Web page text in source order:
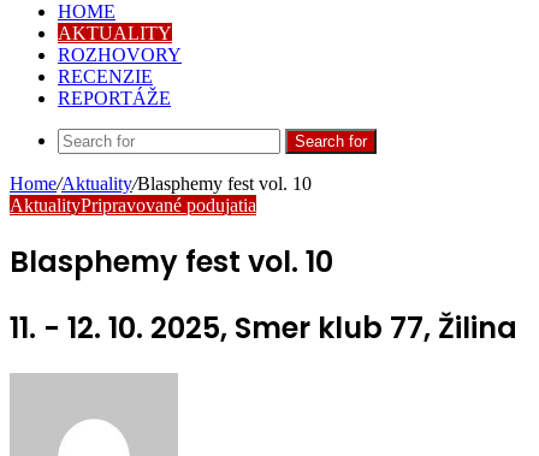
HOME
AKTUALITY
ROZHOVORY
RECENZIE
REPORTÁŽE
Search for
Home/Aktuality/Blasphemy fest vol. 10
AktualityPripravované podujatia
Blasphemy fest vol. 10
11. - 12. 10. 2025, Smer klub 77, Žilina